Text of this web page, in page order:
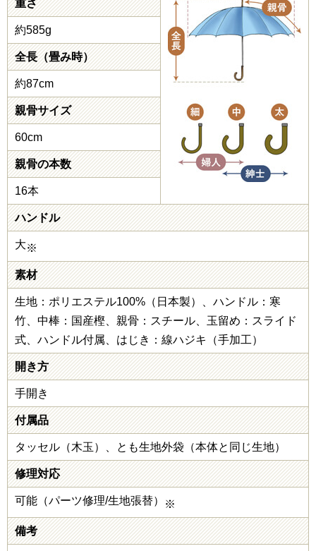
重さ
約585g
全長（畳み時）
約87cm
親骨サイズ
60cm
親骨の本数
16本
ハンドル
大※
素材
生地：ポリエステル100%（日本製）、ハンドル：寒
竹、中棒：国産樫、親骨：スチール、玉留め：スライド
式、ハンドル付属、はじき：線ハジキ（手加工）
開き方
手開き
付属品
タッセル（木玉）、とも生地外袋（本体と同じ生地）
修理対応
可能（パーツ修理/生地張替） ※
備考